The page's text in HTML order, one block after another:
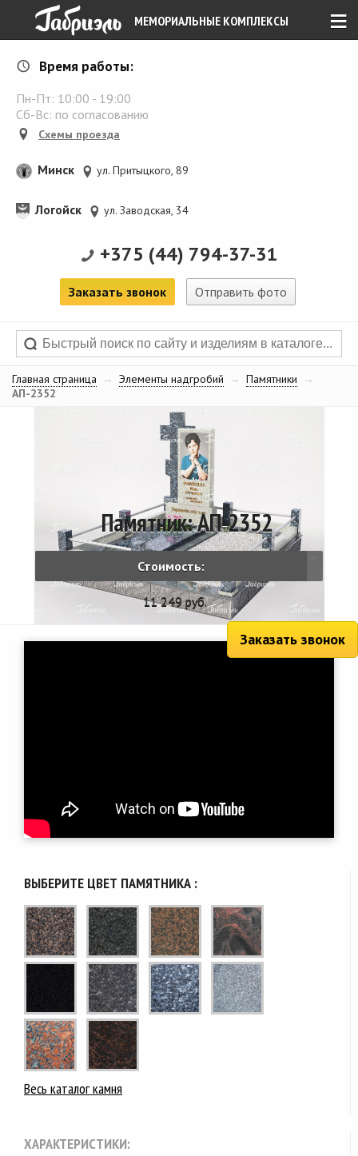
≡
МЕМОРИАЛЬНЫЕ КОМПЛЕКСЫ
Время работы:
Пн-Пт: 10:00 - 19:00
Сб-Вс: по согласованию
Схемы проезда
Минск ул. Притыцкого, 89
Логойск ул. Заводская, 34
+375 (44) 794-37-31
Заказать звонок Отправить фото
Главная страница → Элементы надгробий → Памятники
→
АП-2352
Памятник: АП-2352
Стоимость:
11 249 руб.
Заказать звонок
ВЫБЕРИТЕ ЦВЕТ ПАМЯТНИКА :
Весь каталог камня
ХАРАКТЕРИСТИКИ: